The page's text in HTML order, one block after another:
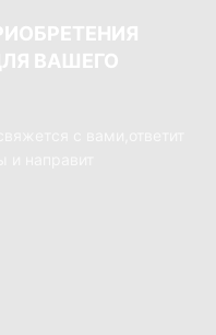
ВАШЕГО